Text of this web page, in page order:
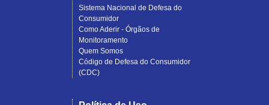
Sistema Nacional de Defesa do
Consumidor
Como Aderir - Órgãos de
Monitoramento
Quem Somos
Código de Defesa do Consumidor
(CDC)